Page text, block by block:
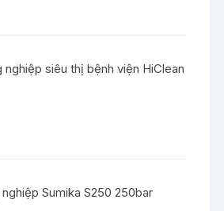
nghiệp siêu thị bệnh viện HiClean
Sumika S250 250bar